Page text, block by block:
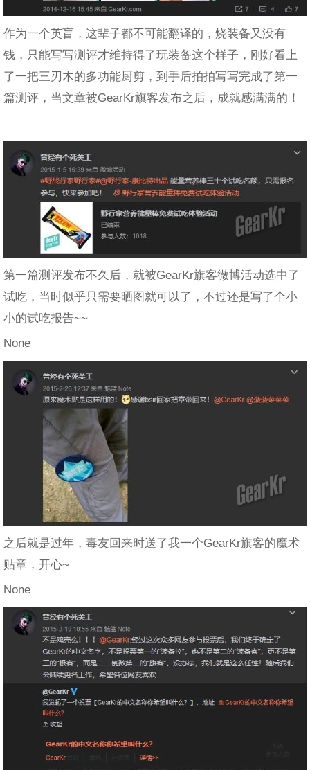
作为一个英盲，这辈子都不可能翻译的，烧装备又没有
钱，只能写写测评才维持得了玩装备这个样子，刚好看上
了一把三刃木的多功能厨剪，到手后拍拍写写完成了第一
篇测评，当文章被GearKr旗客发布之后，成就感满满的！
第一篇测评发布不久后，就被GearKr旗客微博活动选中了
试吃，当时似乎只需要晒图就可以了，不过还是写了个小
小的试吃报告~~
None
之后就是过年，毒友回来时送了我一个GearKr旗客的魔术
贴章，开心~
None